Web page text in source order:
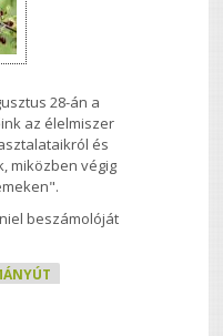
28-án a
az élelmiszer
és
miközben végig
beszámolóját